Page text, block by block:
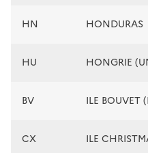
HN HONDURAS
HU HONGRIE
BV ILE BOUVET
CX ILE